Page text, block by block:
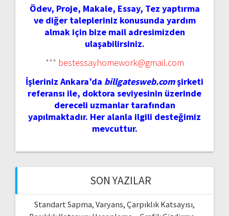
Ödev, Proje, Makale, Essay, Tez yaptırma
ve diğer talepleriniz konusunda yardım
almak için bize mail adresimizden
ulaşabilirsiniz.
*** bestessayhomework@gmail.com
İşleriniz Ankara’da billgatesweb.comşirketi
referansı ile, doktora seviyesinin üzerinde
dereceli uzmanlar tarafından
yapılmaktadır. Her alanla ilgili desteğimiz
mevcuttur.
SON YAZILAR
Standart Sapma, Varyans, Çarpıklık Katsayısı,